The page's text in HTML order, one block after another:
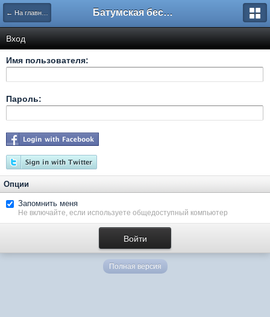
← На главную Батумская беседка
Вход
Имя пользователя:
Пароль:
Опции
Запомнить меня
Не включайте, если используете общедоступный компьютер
Полная версия